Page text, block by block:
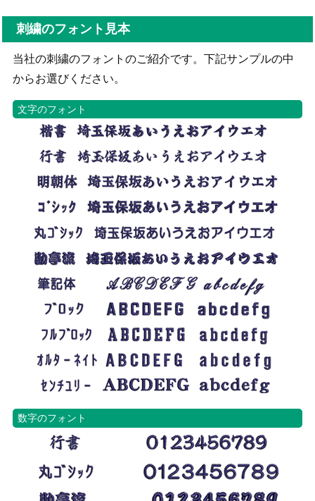
刺繍のフォント見本
当社の刺繍のフォントのご紹介です。下記サンプルの中
からお選びください。
文字のフォント
数字のフォント